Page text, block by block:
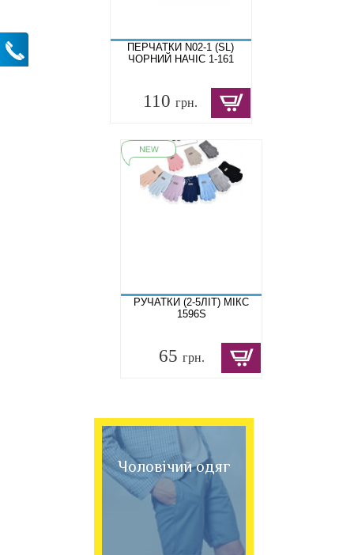
ПЕРЧАТКИ N02-1 (SL)
ЧОРНИЙ НАЧІС 1-161
110грн.
РУЧАТКИ (2-5ЛІТ) МІКС
1596S
65грн.
Чоловічий одяг